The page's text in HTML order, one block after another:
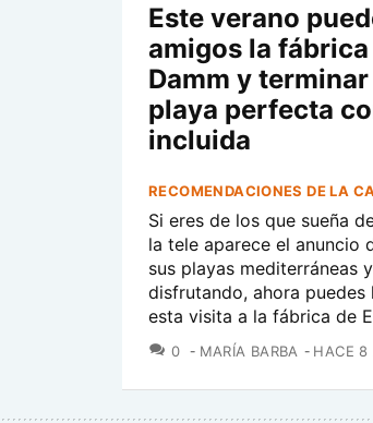
Este verano
amigos la
Damm y
playa perfecta
incluida
RECOMENDACIONES DE LA
Si eres de los que sueña
la tele aparece el anuncio
sus playas mediterráneas
disfrutando, ahora
esta visita a la fábrica de
0 COMENTARIOS
MARÍA BARBA HACE 8